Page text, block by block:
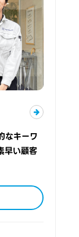
なキーワ
早い顧客